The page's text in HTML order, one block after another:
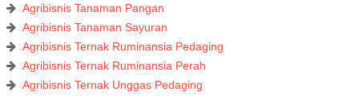
Agribisnis Tanaman Pangan
Agribisnis Tanaman Sayuran
Agribisnis Ternak Ruminansia Pedaging
Agribisnis Ternak Ruminansia Perah
Agribisnis Ternak Unggas Pedaging